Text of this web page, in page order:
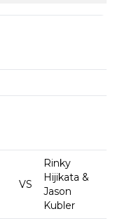
VS
Rinky
Hijikata &
Jason
Kubler